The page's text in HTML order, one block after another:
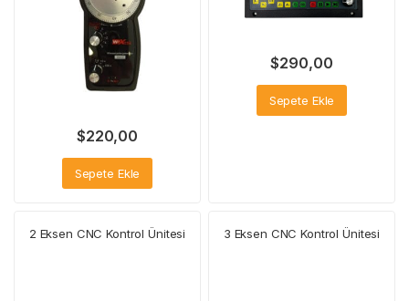
$220,00
Sepete Ekle
$290,00
Sepete Ekle
2 Eksen CNC Kontrol Ünitesi 3 Eksen CNC Kontrol Ünitesi